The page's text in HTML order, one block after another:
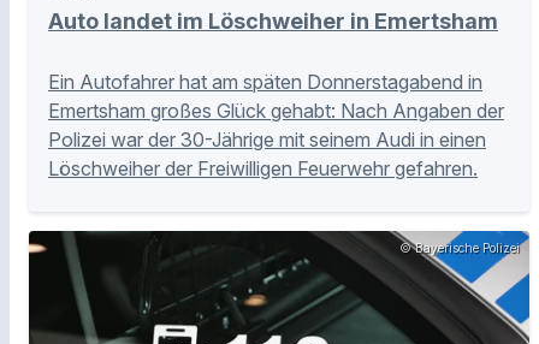
Auto landet im Löschweiher in Emertsham
Ein Autofahrer hat am späten Donnerstagabend in
Emertsham großes Glück gehabt: Nach Angaben der
Polizei war der 30-Jährige mit seinem Audi in einen
Löschweiher der Freiwilligen Feuerwehr gefahren.
© Bayerische Polizei